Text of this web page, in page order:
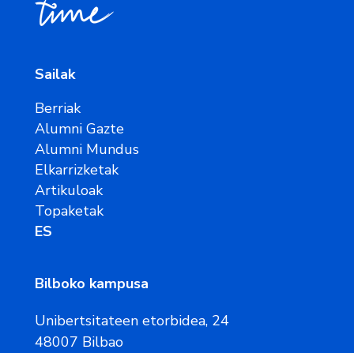
Sailak
Berriak
Alumni Gazte
Alumni Mundus
Elkarrizketak
Artikuloak
Topaketak
ES
Bilboko kampusa
Unibertsitateen etorbidea, 24
48007 Bilbao